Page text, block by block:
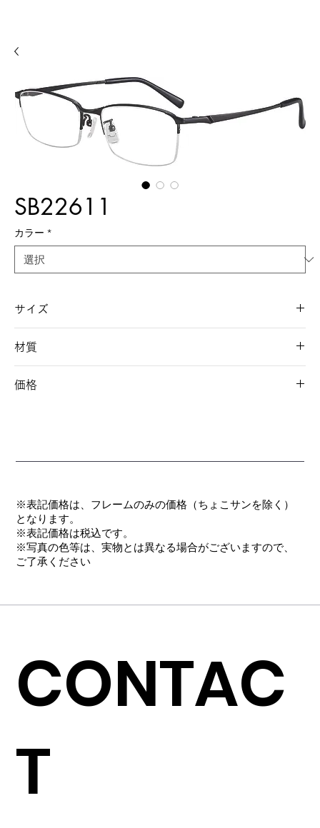
SB22611
カラー *
サイズ
材質
テンプル/弾性チタン合金(βチタン)
価格
※表記価格は、フレームのみの価格（ちょこサンを除く）
となります。
​※表記価格は税込です。
※写真の色等は、実物とは異なる場合がございますので、
ご了承ください
CONTAC
T